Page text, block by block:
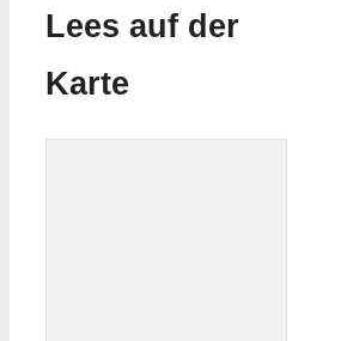
Lees auf der
Karte